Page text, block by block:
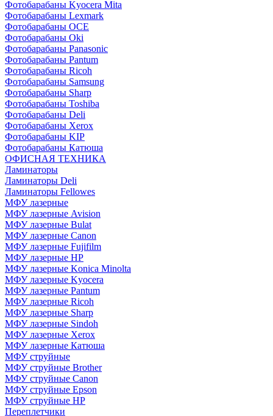
Фотобарабаны Kyocera Mita
Фотобарабаны Lexmark
Фотобарабаны OCE
Фотобарабаны Oki
Фотобарабаны Panasonic
Фотобарабаны Pantum
Фотобарабаны Ricoh
Фотобарабаны Samsung
Фотобарабаны Sharp
Фотобарабаны Toshiba
Фотобарабаны Deli
Фотобарабаны Xerox
Фотобарабаны KIP
Фотобарабаны Катюша
ОФИСНАЯ ТЕХНИКА
Ламинаторы
Ламинаторы Deli
Ламинаторы Fellowes
МФУ лазерные
МФУ лазерные Avision
МФУ лазерные Bulat
МФУ лазерные Canon
МФУ лазерные Fujifilm
МФУ лазерные HP
МФУ лазерные Konica Minolta
МФУ лазерные Kyocera
МФУ лазерные Pantum
МФУ лазерные Ricoh
МФУ лазерные Sharp
МФУ лазерные Sindoh
МФУ лазерные Xerox
МФУ лазерные Катюша
МФУ струйные
МФУ струйные Brother
МФУ струйные Canon
МФУ струйные Epson
МФУ струйные HP
Переплетчики